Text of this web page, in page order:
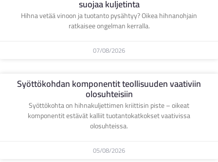
suojaa kuljetinta
Hihna vetää vinoon ja tuotanto pysähtyy? Oikea hihnanohjain
ratkaisee ongelman kerralla.
07/08/2026
Syöttökohdan komponentit teollisuuden vaativiin
olosuhteisiin
Syöttökohta on hihnakuljettimen kriittisin piste – oikeat
komponentit estävät kalliit tuotantokatkokset vaativissa
olosuhteissa.
05/08/2026